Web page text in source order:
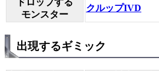
ドロップする
モンスター
クルップIVD
出現するギミック